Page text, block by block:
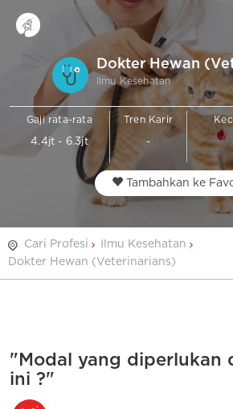
Dokter Hewan
Ilmu Kesehatan
Gaji rata-rata
4.4jt - 6.3jt
Tren Karir
-
Tambahkan ke
Cari Profesi
Ilmu Kesehatan
Dokter Hewan (Veterinarians)
"Modal yang diperlukan
ini ?"